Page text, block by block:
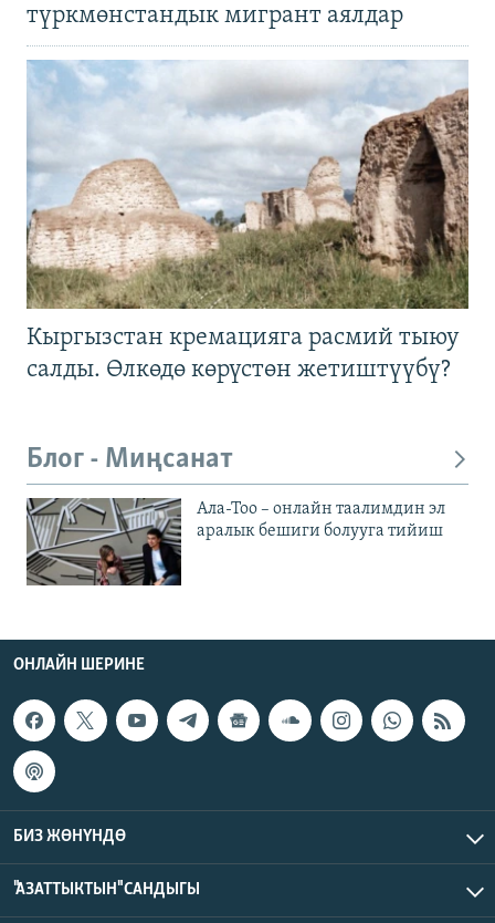
түркмөнстандык мигрант аялдар
Кыргызстан кремацияга расмий тыюу
салды. Өлкөдө көрүстөн жетиштүүбү?
Блог - Миңсанат
Ала-Тоо – онлайн таалимдин эл
аралык бешиги болууга тийиш
ОНЛАЙН ШЕРИНЕ
БИЗ ЖӨНҮНДӨ
"АЗАТТЫКТЫН" САНДЫГЫ